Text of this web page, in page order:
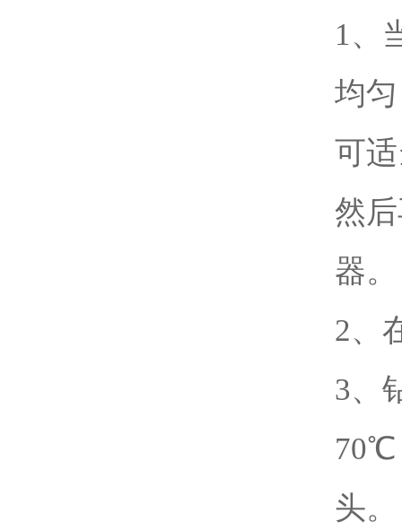
1、
均
可
然
器。
2、
3、
70℃
头。